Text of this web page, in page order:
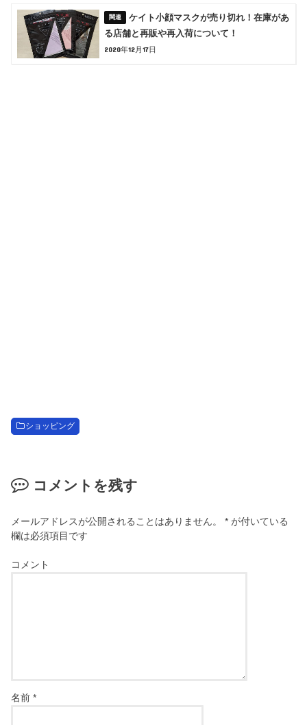
ケイト小顔マスクが売り切れ！在庫があ
る店舗と再販や再入荷について！
2020年12月17日
ショッピング
コメントを残す
メールアドレスが公開されることはありません。 * が付いている
欄は必須項目です
コメント
名前*